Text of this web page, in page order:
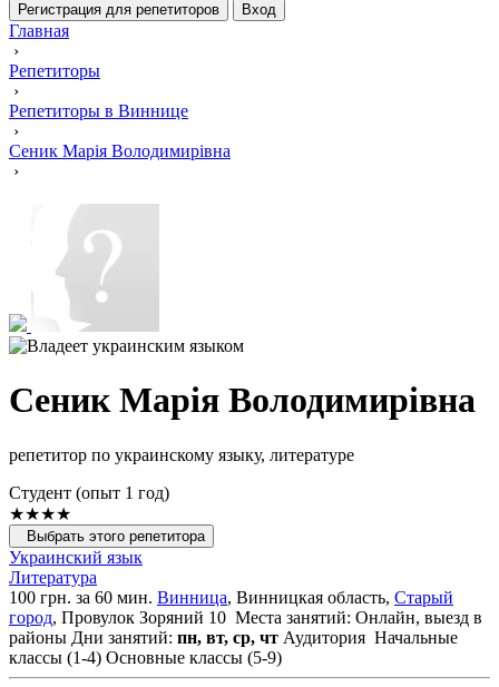
Регистрация для репетиторов Вход
Главная
›
Репетиторы
›
Репетиторы в Виннице
›
Сеник Марія Володимирівна
›
Сеник Марія Володимирівна
репетитор по украинскому языку, литературе
Cтудент (опыт 1 год)
★★★★
Выбрать этого репетитора
Украинский язык
Литература
100 грн. за 60 мин. Винница, Винницкая область, Старый
город, Провулок Зоряний 10 Места занятий: Онлайн, выезд в
районы Дни занятий: пн, вт, ср, чт Аудитория Начальные
классы (1-4) Основные классы (5-9)